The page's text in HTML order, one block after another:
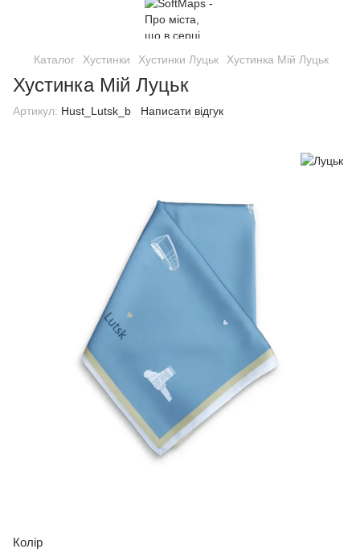
Каталог Хустинки Хустинки Луцьк Хустинка Мій Луцьк
Хустинка Мій Луцьк
Артикул: Hust_Lutsk_b Написати відгук
Колір